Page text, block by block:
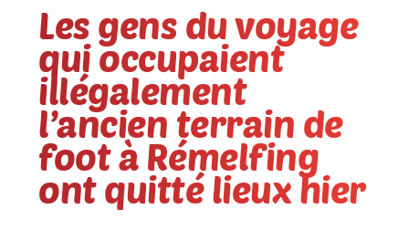
Les gens du voyage
qui occupaient
illégalement
l’ancien terrain de
foot à Rémelfing
ont quitté lieux hier